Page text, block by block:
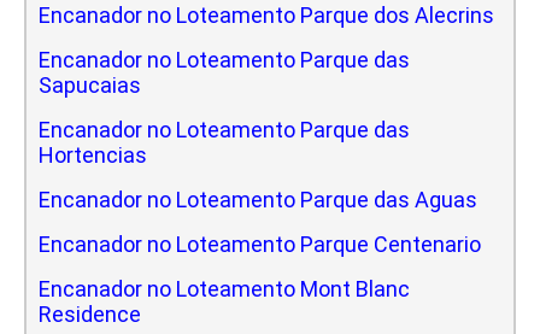
Encanador no Loteamento Parque dos Alecrins
Encanador no Loteamento Parque das
Sapucaias
Encanador no Loteamento Parque das
Hortencias
Encanador no Loteamento Parque das Aguas
Encanador no Loteamento Parque Centenario
Encanador no Loteamento Mont Blanc
Residence